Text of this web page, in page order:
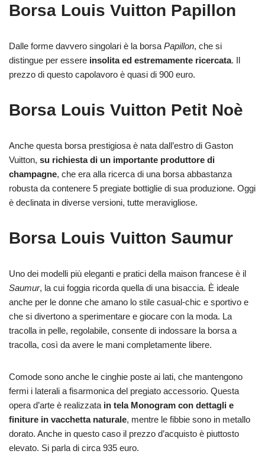
Borsa Louis Vuitton Papillon
Dalle forme davvero singolari è la borsa Papillon, che si
distingue per essere insolita ed estremamente ricercata. Il
prezzo di questo capolavoro è quasi di 900 euro.
Borsa Louis Vuitton Petit Noè
Anche questa borsa prestigiosa è nata dall’estro di Gaston
Vuitton, su richiesta di un importante produttore di
champagne, che era alla ricerca di una borsa abbastanza
robusta da contenere 5 pregiate bottiglie di sua produzione. Oggi
è declinata in diverse versioni, tutte meravigliose.
Borsa Louis Vuitton Saumur
Uno dei modelli più eleganti e pratici della maison francese è il
Saumur, la cui foggia ricorda quella di una bisaccia. Ѐ ideale
anche per le donne che amano lo stile casual-chic e sportivo e
che si divertono a sperimentare e giocare con la moda. La
tracolla in pelle, regolabile, consente di indossare la borsa a
tracolla, così da avere le mani completamente libere.
Comode sono anche le cinghie poste ai lati, che mantengono
fermi i laterali a fisarmonica del pregiato accessorio. Questa
opera d’arte è realizzata in tela Monogram con dettagli e
finiture in vacchetta naturale, mentre le fibbie sono in metallo
dorato. Anche in questo caso il prezzo d’acquisto è piuttosto
elevato. Si parla di circa 935 euro.